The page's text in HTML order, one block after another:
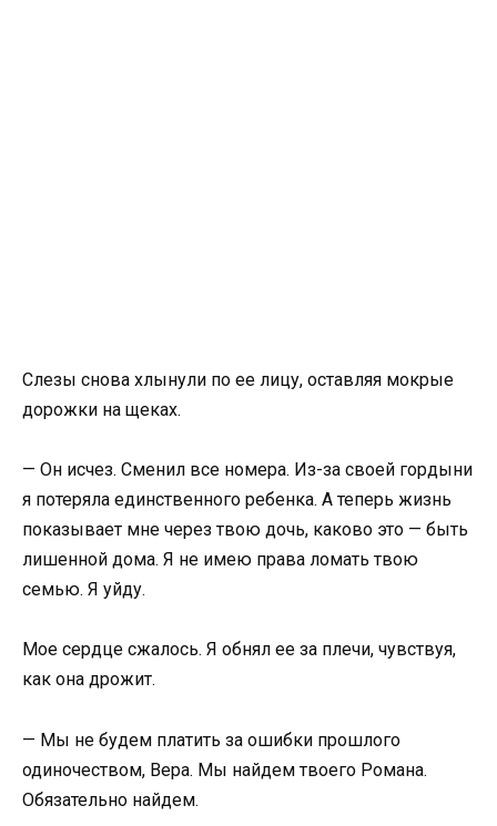
Слезы снова хлынули по ее лицу, оставляя мокрые
дорожки на щеках.
— Он исчез. Сменил все номера. Из-за своей гордыни
я потеряла единственного ребенка. А теперь жизнь
показывает мне через твою дочь, каково это — быть
лишенной дома. Я не имею права ломать твою
семью. Я уйду.
Мое сердце сжалось. Я обнял ее за плечи, чувствуя,
как она дрожит.
— Мы не будем платить за ошибки прошлого
одиночеством, Вера. Мы найдем твоего Романа.
Обязательно найдем.